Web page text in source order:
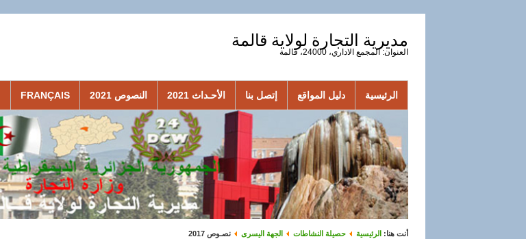
مديرية التجارة لولاية قالمة
العنوان: المجمع الاداري، 24000، قالمة
الرئيسية دليل المواقع إتصل بنا الأحـداث 2021 النصوص 2021 FRANÇAIS
أنت هنا: الرئيسية حصيلة النشاطات الجهة اليسرى نصـوص 2017